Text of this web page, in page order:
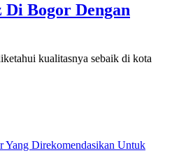
Di Bogor Dengan
kualitasnya sebaik di kota